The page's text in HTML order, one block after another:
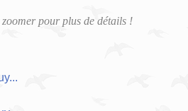
pour plus de détails !